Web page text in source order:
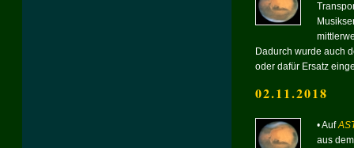
Dadurch wurde auch
oder dafür Ersatz
02.11.2018
• Auf
aus